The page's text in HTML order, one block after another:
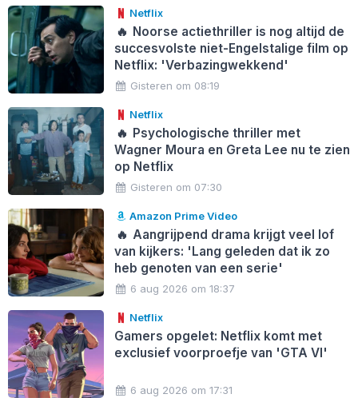
Netflix
🔥 Noorse actiethriller is nog altijd de
succesvolste niet-Engelstalige film op
Netflix: 'Verbazingwekkend'
Gisteren om 08:19
Netflix
🔥 Psychologische thriller met
Wagner Moura en Greta Lee nu te zien
op Netflix
Gisteren om 07:30
Amazon Prime Video
🔥 Aangrijpend drama krijgt veel lof
van kijkers: 'Lang geleden dat ik zo
heb genoten van een serie'
6 aug 2026 om 18:37
Netflix
Gamers opgelet: Netflix komt met
exclusief voorproefje van 'GTA VI'
6 aug 2026 om 17:31